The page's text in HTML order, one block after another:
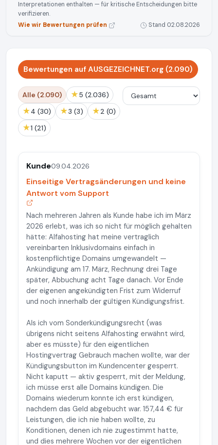
Interpretationen enthalten — für kritische Entscheidungen bitte
verifizieren.
Wie wir Bewertungen prüfen
Stand 02.08.2026
Bewertungen auf AUSGEZEICHNET.org (2.090)
Alle (2.090) ★ 5 (2.036)
★ 4 (30) ★ 3 (3) ★ 2 (0)
★ 1 (21)
Kunde09.04.2026
Einseitige Vertragsänderungen und keine
Antwort vom Support
Nach mehreren Jahren als Kunde habe ich im März
2026 erlebt, was ich so nicht für möglich gehalten
hätte: Alfahosting hat meine vertraglich
vereinbarten Inklusivdomains einfach in
kostenpflichtige Domains umgewandelt —
Ankündigung am 17. März, Rechnung drei Tage
später, Abbuchung acht Tage danach. Vor Ende
der eigenen angekündigten Frist zum Widerruf
und noch innerhalb der gültigen Kündigungsfrist.
Als ich vom Sonderkündigungsrecht (was
übrigens nicht seitens Alfahosting erwähnt wird,
aber es müsste) für den eigentlichen
Hostingvertrag Gebrauch machen wollte, war der
Kündigungsbutton im Kundencenter gesperrt.
Nicht kaputt — aktiv gesperrt, mit der Meldung,
ich müsse erst alle Domains kündigen. Die
Domains wiederum konnte ich erst kündigen,
nachdem das Geld abgebucht war. 157,44 € für
Leistungen, die ich nie haben wollte, zu
Konditionen, denen ich nie zugestimmt hatte,
und dies mehrere Wochen vor der eigentlichen